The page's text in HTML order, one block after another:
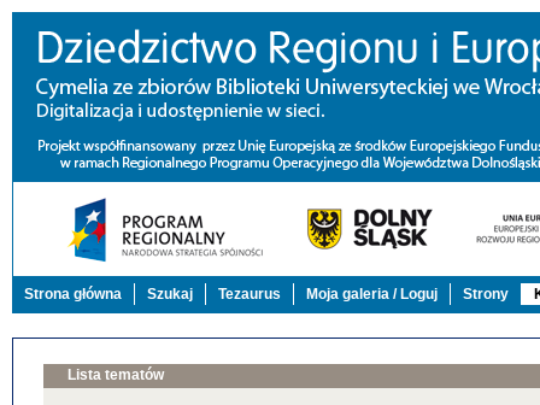
Strona główna Szukaj Tezaurus Moja galeria / Loguj Strony
Lista tematów